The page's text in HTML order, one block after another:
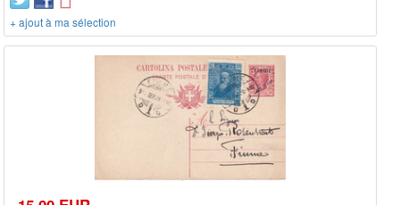
+ ajout à ma sélection